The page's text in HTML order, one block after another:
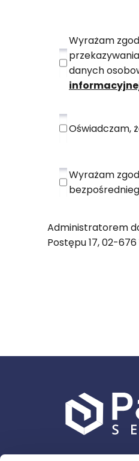
Wyrażam
danych
informacyjnej
Oświadczam,
Wyrażam
Administratorem
Postępu 17, 02-